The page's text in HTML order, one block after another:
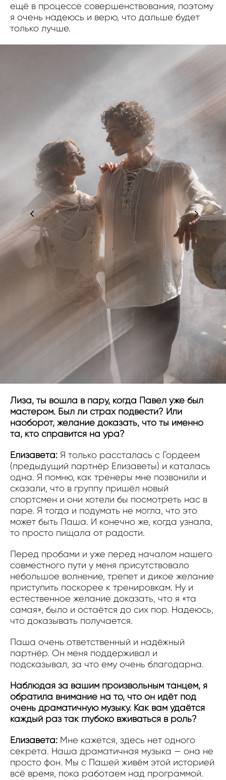
ещё в процессе совершенствования, поэтому
я очень надеюсь и верю, что дальше будет
только лучше.
Лиза, ты вошла в пару, когда Павел уже был
мастером. Был ли страх подвести? Или
наоборот, желание доказать, что ты именно
та, кто справится на ура?
Елизавета: Я только рассталась с Гордеем
(предыдущий партнёр Елизаветы) и каталась
одна. Я помню, как тренеры мне позвонили и
сказали, что в группу пришёл новый
спортсмен и они хотели бы посмотреть нас в
паре. Я тогда и подумать не могла, что это
может быть Паша. И конечно же, когда узнала,
то просто пищала от радости.
Перед пробами и уже перед началом нашего
совместного пути у меня присутствовало
небольшое волнение, трепет и дикое желание
приступить поскорее к тренировкам. Ну и
естественное желание доказать, что я «та
самая», было и остаётся до сих пор. Надеюсь,
что доказывать получается.
Паша очень ответственный и надёжный
партнёр. Он меня поддерживал и
подсказывал, за что ему очень благодарна.
Наблюдая за вашим произвольным танцем, я
обратила внимание на то, что он идёт под
очень драматичную музыку. Как вам удаётся
каждый раз так глубоко вживаться в роль?
Елизавета: Мне кажется, здесь нет одного
секрета. Наша драматичная музыка — она не
просто фон. Мы с Пашей живём этой историей
всё время, пока работаем над программой.